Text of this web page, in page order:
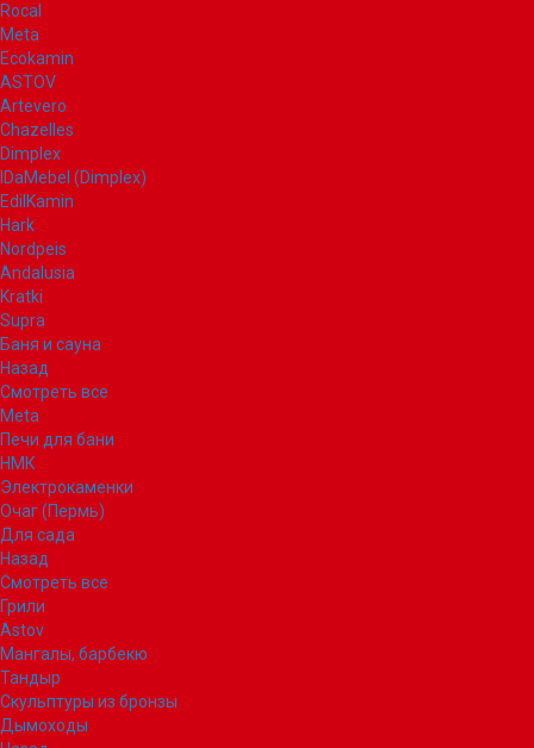
Rocal
Meta
Ecokamin
ASTOV
Artevero
Chazelles
Dimplex
IDaMebel (Dimplex)
EdilKamin
Hark
Nordpeis
Andalusia
Kratki
Supra
Баня и сауна
Назад
Смотреть все
Meta
Печи для бани
НМК
Электрокаменки
Очаг (Пермь)
Для сада
Назад
Смотреть все
Грили
Astov
Мангалы, барбекю
Тандыр
Скульптуры из бронзы
Дымоходы